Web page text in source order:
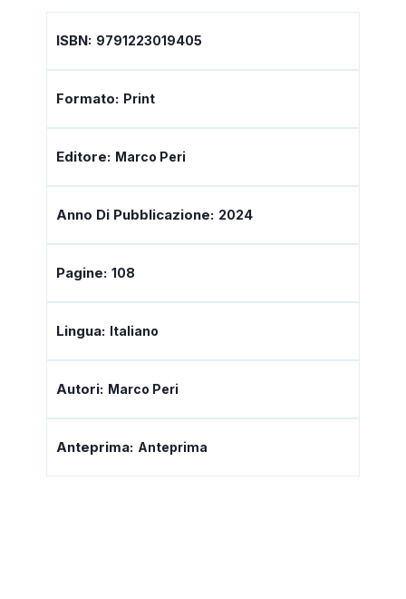
ISBN: 9791223019405
Formato: Print
Editore: Marco Peri
Anno Di Pubblicazione: 2024
Pagine: 108
Lingua: Italiano
Autori: Marco Peri
Anteprima: Anteprima